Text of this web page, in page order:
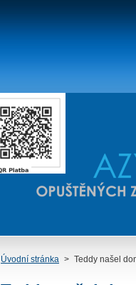
Úvodní stránka > Teddy našel